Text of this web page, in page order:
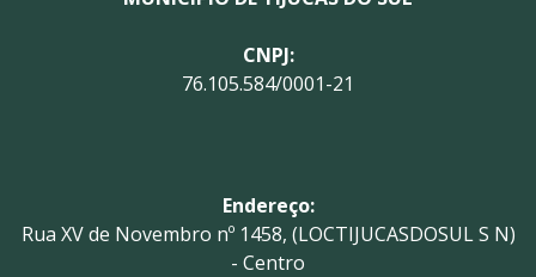
CNPJ:
76.105.584/0001-21
Endereço:
Rua XV de Novembro nº 1458, (LOCTIJUCASDOSUL S N)
- Centro